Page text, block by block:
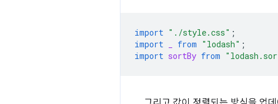
import "./style.css" ;
import
from "lodash" ;
import sortBy from